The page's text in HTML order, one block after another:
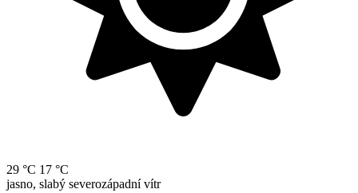
29 °C 17 °C
jasno, slabý severozápadní vítr